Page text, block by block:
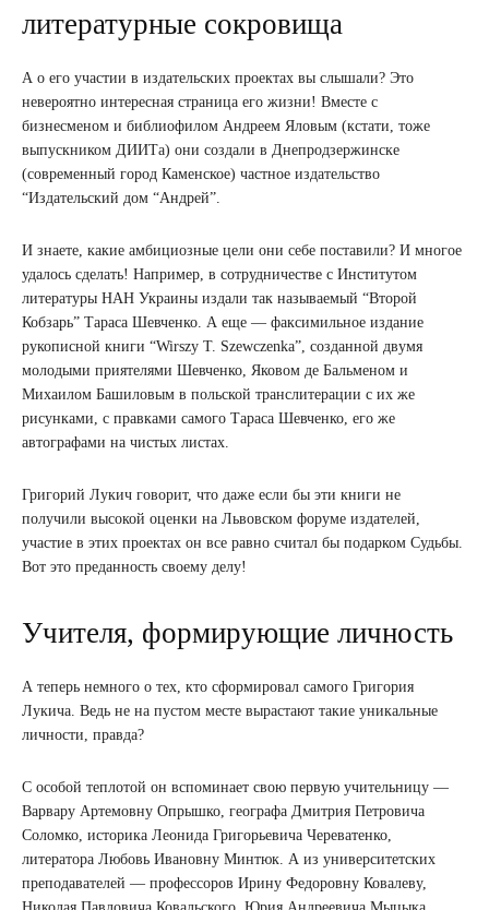
литературные сокровища
А о его участии в издательских проектах вы слышали? Это
невероятно интересная страница его жизни! Вместе с
бизнесменом и библиофилом Андреем Яловым (кстати, тоже
выпускником ДИИТа) они создали в Днепродзержинске
(современный город Каменское) частное издательство
“Издательский дом “Андрей”.
И знаете, какие амбициозные цели они себе поставили? И многое
удалось сделать! Например, в сотрудничестве с Институтом
литературы НАН Украины издали так называемый “Второй
Кобзарь” Тараса Шевченко. А еще — факсимильное издание
рукописной книги “Wirszy T. Szewczenka”, созданной двумя
молодыми приятелями Шевченко, Яковом де Бальменом и
Михаилом Башиловым в польской транслитерации с их же
рисунками, с правками самого Тараса Шевченко, его же
автографами на чистых листах.
Григорий Лукич говорит, что даже если бы эти книги не
получили высокой оценки на Львовском форуме издателей,
участие в этих проектах он все равно считал бы подарком Судьбы.
Вот это преданность своему делу!
Учителя, формирующие личность
А теперь немного о тех, кто сформировал самого Григория
Лукича. Ведь не на пустом месте вырастают такие уникальные
личности, правда?
С особой теплотой он вспоминает свою первую учительницу —
Варвару Артемовну Опрышко, географа Дмитрия Петровича
Соломко, историка Леонида Григорьевича Череватенко,
литератора Любовь Ивановну Минтюк. А из университетских
преподавателей — профессоров Ирину Федоровну Ковалеву,